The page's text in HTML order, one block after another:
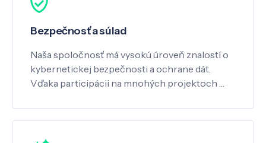
Bezpečnosť a súlad
Naša spoločnosť má vysokú úroveň znalostí o
kybernetickej bezpečnosti a ochrane dát.
Vďaka participácii na mnohých projektoch …